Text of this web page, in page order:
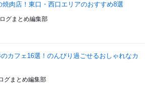
焼肉店！東口・西口エリアのおすすめ8選
グまとめ編集部
カフェ16選！のんびり過ごせるおしゃれなカ
グまとめ編集部